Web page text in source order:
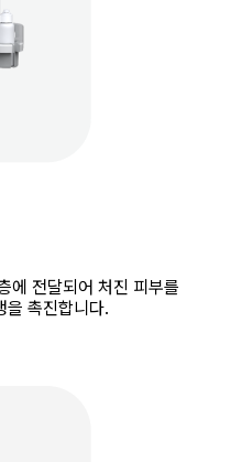
에 전달되어 처진 피부를
을 촉진합니다.